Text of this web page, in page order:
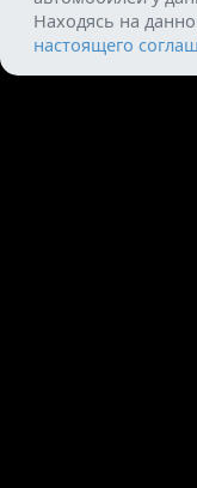
Находясь на
настоящего